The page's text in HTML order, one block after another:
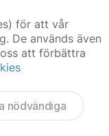
för att vår
De används även
att förbättra
nödvändiga